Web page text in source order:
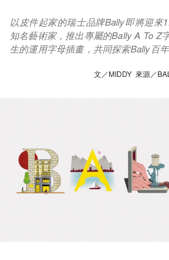
以皮件起家的瑞士品牌Bally即將迎來
知名藝術家，推出專屬的Bally A To Z
生的運用字母插畫，共同探索Bally百年
文／MIDDY 來源／